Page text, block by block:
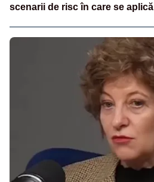
scenarii de risc în care se aplică